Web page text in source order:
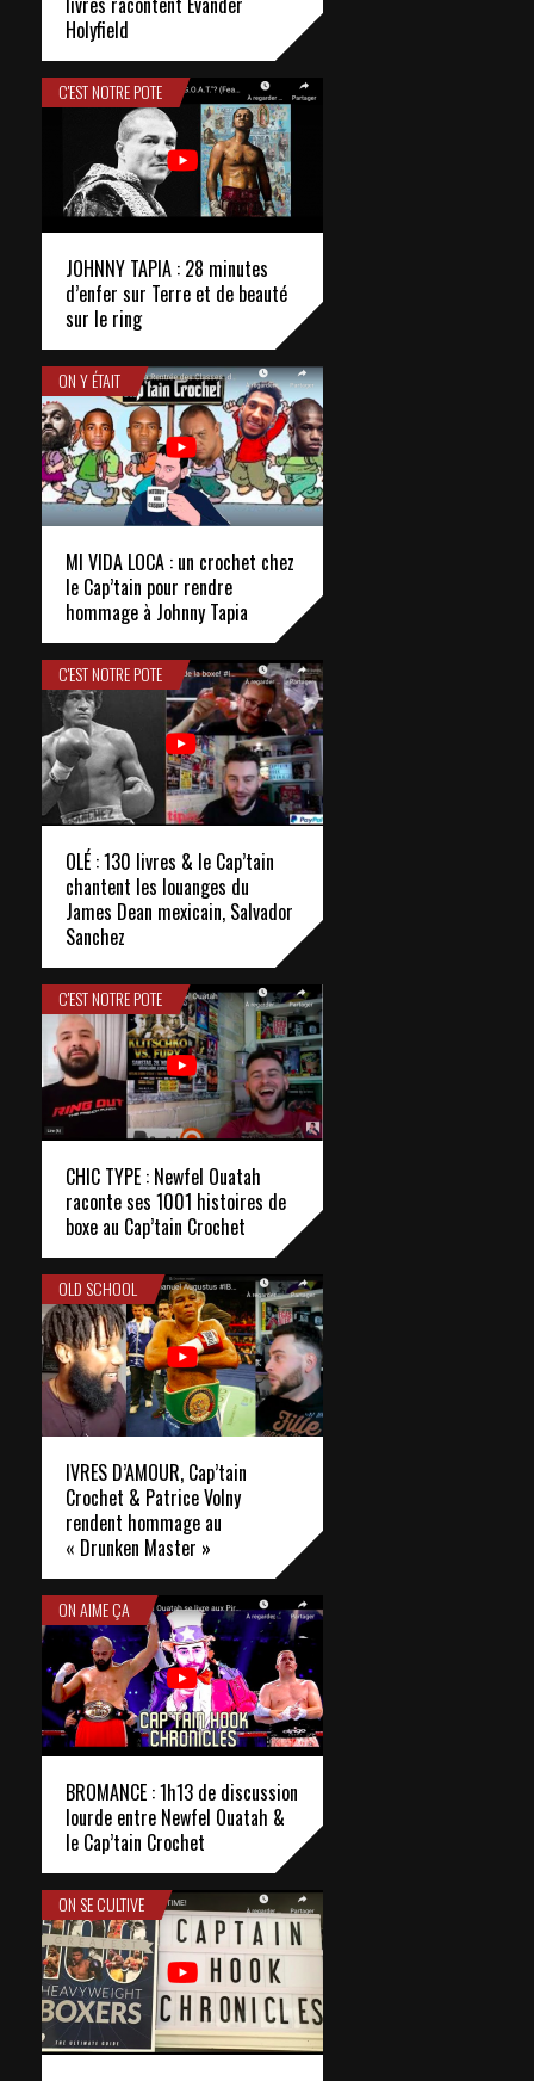
Holyfield
C'EST NOTRE POTE
JOHNNY TAPIA : 28 minutes
d’enfer sur Terre et de beauté
sur le ring
ON Y ÉTAIT
MI VIDA LOCA : un crochet chez
le Cap’tain pour rendre
hommage à Johnny Tapia
C'EST NOTRE POTE
OLÉ : 130 livres & le Cap’tain
chantent les louanges du
James Dean mexicain, Salvador
Sanchez
C'EST NOTRE POTE
CHIC TYPE : Newfel Ouatah
raconte ses 1001 histoires de
boxe au Cap’tain Crochet
OLD SCHOOL
IVRES D’AMOUR, Cap’tain
Crochet & Patrice Volny
rendent hommage au
« Drunken Master »
ON AIME ÇA
BROMANCE : 1h13 de discussion
lourde entre Newfel Ouatah &
le Cap’tain Crochet
ON SE CULTIVE